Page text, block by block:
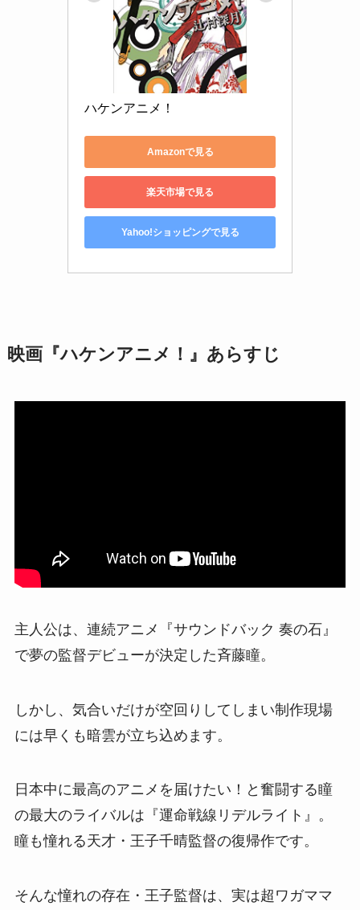
ハケンアニメ！
Amazonで見る
楽天市場で見る
Yahoo!ショッピングで見る
映画『ハケンアニメ！』あらすじ
主人公は、連続アニメ『サウンドバック 奏の石』
で夢の監督デビューが決定した斉藤瞳。
しかし、気合いだけが空回りしてしまい制作現場
には早くも暗雲が立ち込めます。
日本中に最高のアニメを届けたい！と奮闘する瞳
の最大のライバルは『運命戦線リデルライト』。
瞳も憧れる天才・王子千晴監督の復帰作です。
そんな憧れの存在・王子監督は、実は超ワガママ